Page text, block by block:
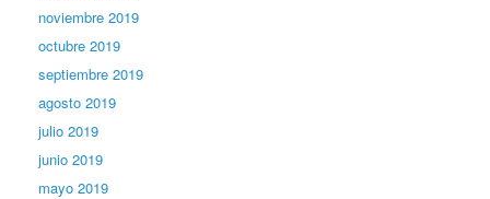
noviembre 2019
octubre 2019
septiembre 2019
agosto 2019
julio 2019
junio 2019
mayo 2019